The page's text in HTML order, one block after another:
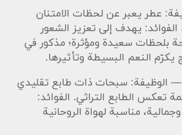
عطر يعبر عن لحظات الامتنان
الفوائد: يهدف إلى تعزيز الشعور
بلحظات سعيدة ومؤثرة؛ مذكور في
النعم البسيطة وتأثيرها.
سبحات ذات طابع تقليدي
تعكس الطابع التراثي. الفوائد:
مناسبة لهواة الروحانية